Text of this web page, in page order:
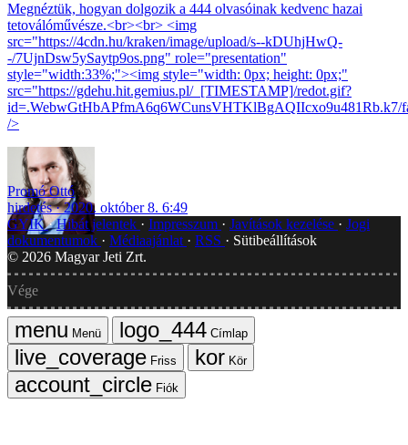
Megnéztük, hogyan dolgozik a 444 olvasóinak kedvenc hazai
tetoválóművésze.<br><br> <img
src="https://4cdn.hu/kraken/image/upload/s--kDUhjHwQ-
-/7UjnDsw5ySaytp9os.png" role="presentation"
style="width:33%;"><img style="width: 0px; height: 0px;"
src="https://gdehu.hit.gemius.pl/_[TIMESTAMP]/redot.gif?
id=.WebwGtHbAPfmA6q6WCunsVHTKlBgAQIIcxo9u481Rb.k7/
/>
Promó Ottó
hirdetés
2020. október 8. 6:49
GYIK Hibát jelentek Impresszum Javítások kezelése
Jogi
dokumentumok
Médiaajánlat RSS
Sütibeállítások
© 2026 Magyar Jeti Zrt.
Vége
Menü
Címlap
Friss
Kör
Fiók